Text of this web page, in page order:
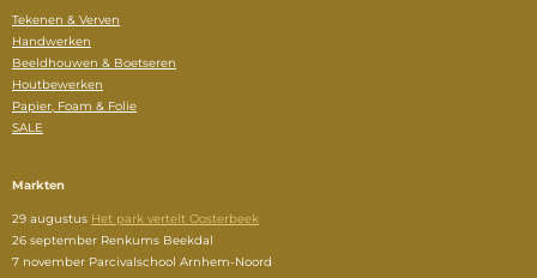
Tekenen & Verven
Handwerken
Beeldhouwen & Boetseren
Houtbewerken
Papier, Foam & Folie
SALE
Markten
29 augustus Het park vertelt Oosterbeek
26 september Renkums Beekdal
7 november Parcivalschool Arnhem-Noord